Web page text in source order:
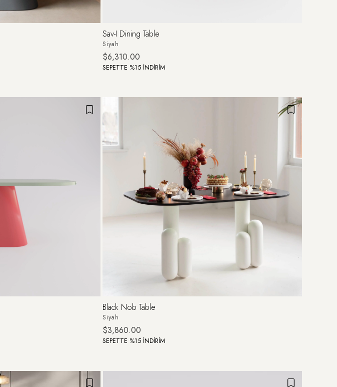
Sav-I Dining Table
Siyah
$6,310.00
SEPETTE %15 İNDİRİM
Black Nob Table
Siyah
$3,860.00
SEPETTE %15 İNDİRİM